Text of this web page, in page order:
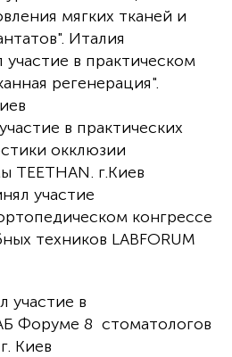
мягких тканей и
Италия
участие в практическом
регенерация".
в практических
окклюзии
г.Киев
участие
конгрессе
техников LABFORUM
участие в
Форуме 8 стоматологов
Киев